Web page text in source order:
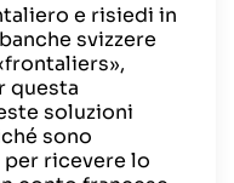
e risiedi in
svizzere
questa
soluzioni
sono
ricevere lo